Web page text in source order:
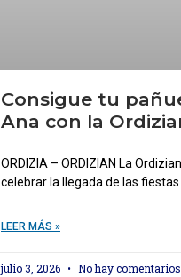
Consigue tu
Ana con la
ORDIZIA – ORDIZIAN La
celebrar la llegada de las
LEER MÁS »
julio 3, 2026 No hay comentarios